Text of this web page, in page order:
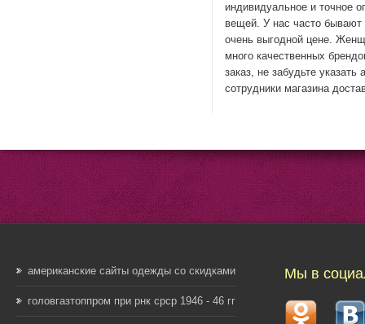
индивидуальное и точное
вещей. У нас часто бывают
очень выгодной цене.
много качественных
заказ, не забудьте
сотрудники магазина
американские сайты одежды со скидками
головгазтоппром при рнк срср 1946 - 46 гг
Мы в